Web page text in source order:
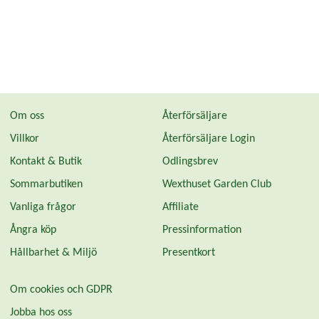
Om oss
Villkor
Kontakt & Butik
Sommarbutiken
Vanliga frågor
Ångra köp
Hållbarhet & Miljö
Återförsäljare
Återförsäljare Login
Odlingsbrev
Wexthuset Garden Club
Affiliate
Pressinformation
Presentkort
Om cookies och GDPR
Jobba hos oss